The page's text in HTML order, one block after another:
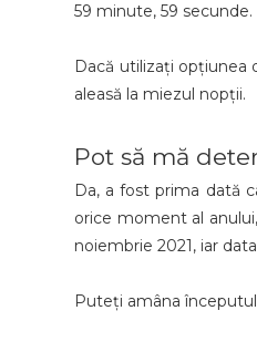
59 minute, 59 secunde.
Dacă utilizați opțiunea
aleasă la miezul nopții.
Pot să mă
Da, a fost prima dată
orice moment al
noiembrie 2021, iar
Puteți amâna